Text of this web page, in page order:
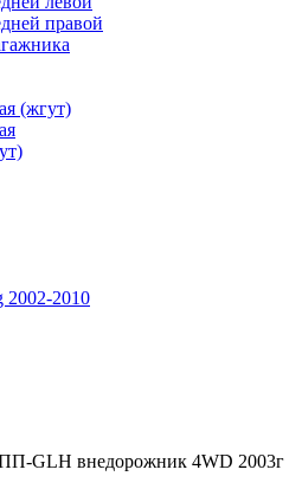
правой
(жгут)
2002-2010
GLH внедорожник 4WD 2003г